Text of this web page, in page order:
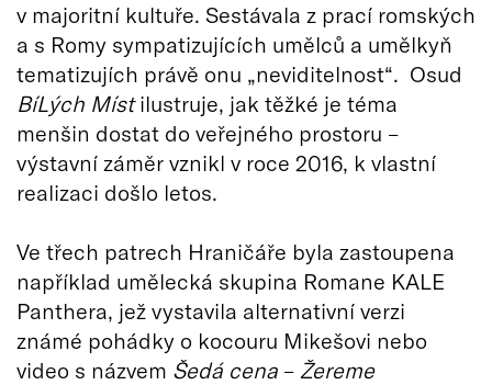
v majoritní kultuře. Sestávala z prací romských
a s Romy sympatizujících umělců a umělkyň
tematizujích právě onu „neviditelnost“. Osud
BíLých Místilustruje, jak těžké je téma
menšin dostat do veřejného prostoru –
výstavní záměr vznikl v roce 2016, k vlastní
realizaci došlo letos.
Ve třech patrech Hraničáře byla zastoupena
například umělecká skupina Romane KALE
Panthera, jež vystavila alternativní verzi
známé pohádky o kocouru Mikešovi nebo
video s názvem Šedá cena – Žereme